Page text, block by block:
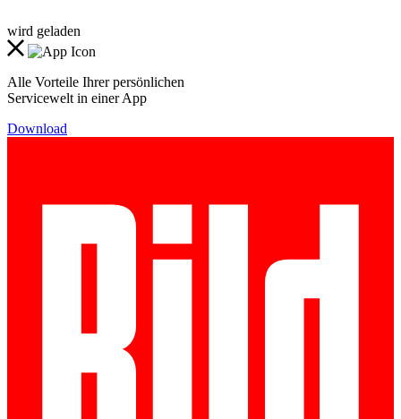
wird geladen
Alle Vorteile Ihrer persönlichen
Servicewelt in einer App
Download